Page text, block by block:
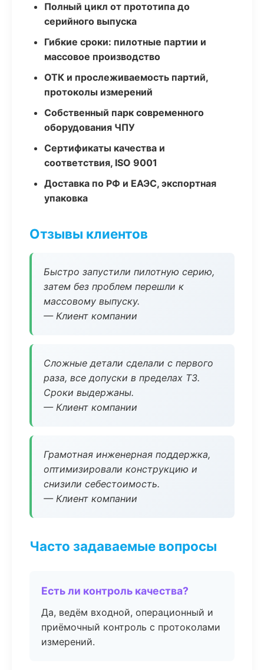
Полный цикл от прототипа до
серийного выпуска
Гибкие сроки: пилотные партии и
массовое производство
ОТК и прослеживаемость партий,
протоколы измерений
Собственный парк современного
оборудования ЧПУ
Сертификаты качества и
соответствия, ISO 9001
Доставка по РФ и ЕАЭС, экспортная
упаковка
Отзывы клиентов
Быстро запустили пилотную серию,
затем без проблем перешли к
массовому выпуску.
— Клиент компании
Сложные детали сделали с первого
раза, все допуски в пределах ТЗ.
Сроки выдержаны.
— Клиент компании
Грамотная инженерная поддержка,
оптимизировали конструкцию и
снизили себестоимость.
— Клиент компании
Часто задаваемые вопросы
Есть ли контроль качества?
Да, ведём входной, операционный и
приёмочный контроль с протоколами
измерений.